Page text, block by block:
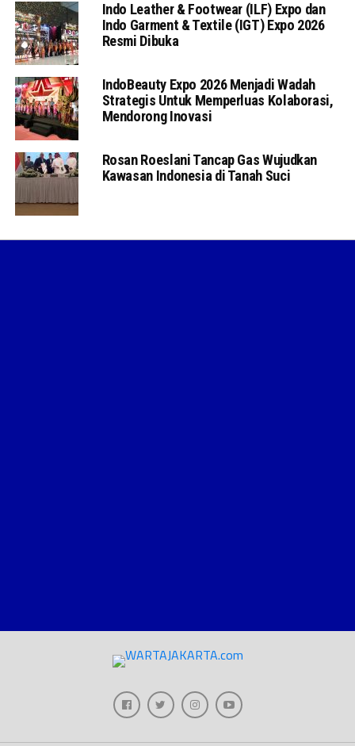
Indo Leather & Footwear (ILF) Expo dan
Indo Garment & Textile (IGT) Expo 2026
Resmi Dibuka
IndoBeauty Expo 2026 Menjadi Wadah
Strategis Untuk Memperluas Kolaborasi,
Mendorong Inovasi
Rosan Roeslani Tancap Gas Wujudkan
Kawasan Indonesia di Tanah Suci